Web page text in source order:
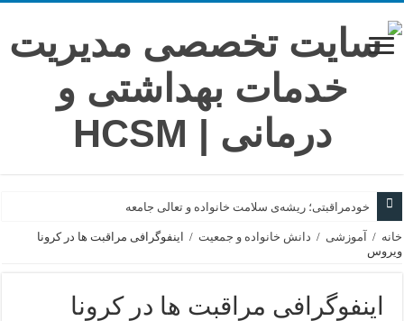
خودمراقبتی؛ ریشه‌ی سلامت خانواده و تعالی جامعه
خانه / آموزشی / دانش خانواده و جمعیت /
اینفوگرافی مراقبت ها در کرونا
ویروس
اینفوگرافی مراقبت ها در کرونا